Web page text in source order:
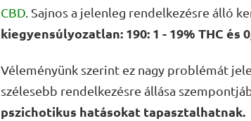
CBD. Sajnos a jelenleg rendelkezésre álló
kiegyensúlyozatlan: 190: 1 - 19% THC és
Véleményünk szerint ez nagy problémát
szélesebb rendelkezésre állása
pszichotikus hatásokat tapasztalhatnak.